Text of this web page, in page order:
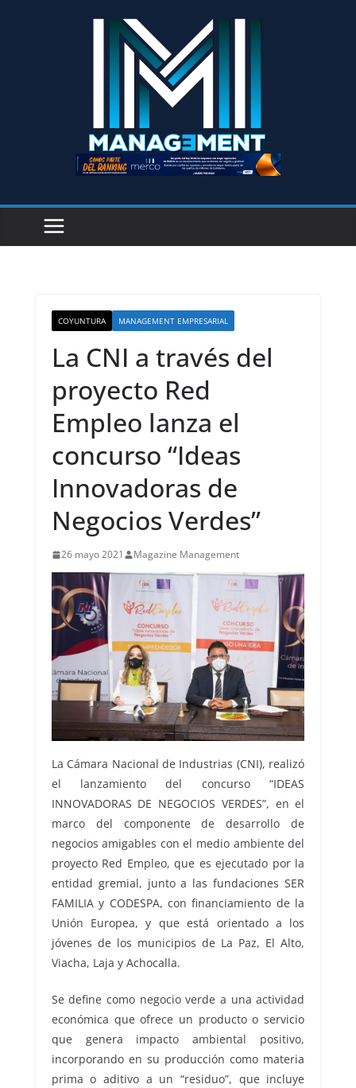
COYUNTURA MANAGEMENT EMPRESARIAL
La CNI a través del
proyecto Red
Empleo lanza el
concurso “Ideas
Innovadoras de
Negocios Verdes”
26 mayo 2021 Magazine Management
La Cámara Nacional de Industrias (CNI), realizó
el lanzamiento del concurso “IDEAS
INNOVADORAS DE NEGOCIOS VERDES”, en el
marco del componente de desarrollo de
negocios amigables con el medio ambiente del
proyecto Red Empleo, que es ejecutado por la
entidad gremial, junto a las fundaciones SER
FAMILIA y CODESPA, con financiamiento de la
Unión Europea, y que está orientado a los
jóvenes de los municipios de La Paz, El Alto,
Viacha, Laja y Achocalla.
Se define como negocio verde a una actividad
económica que ofrece un producto o servicio
que genera impacto ambiental positivo,
incorporando en su producción como materia
prima o aditivo a un “residuo”, que incluye